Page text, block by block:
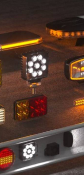
Antifriz
Pogledaj ponudu